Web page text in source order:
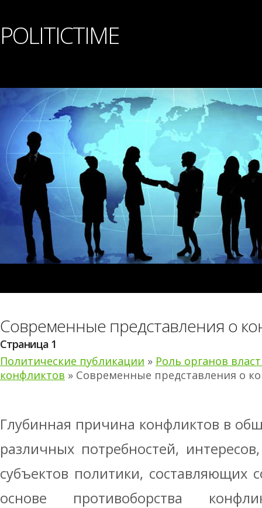
POLITICTIME
Современные представления о
Страница 1
Политические публикации » Роль органов
конфликтов » Современные представления о
Глубинная причина конфликтов в
различных потребностей,
субъектов политики, составляющих
основе противоборства